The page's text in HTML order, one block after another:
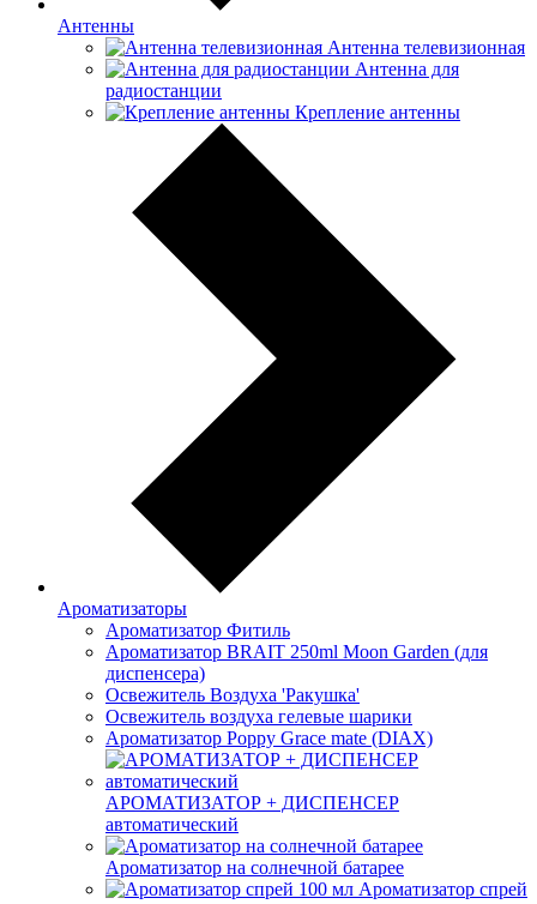
Антенны
Антенна телевизионная
Антенна для
радиостанции
Крепление антенны
Ароматизаторы
Ароматизатор Фитиль
Ароматизатор BRAIT 250ml Moon Garden (для
диспенсера)
Освежитель Воздуха 'Ракушка'
Освежитель воздуха гелевые шарики
Ароматизатор Poppy Grace mate (DIAX)
АРОМАТИЗАТОР + ДИСПЕНСЕР
автоматический
Ароматизатор на солнечной батарее
Ароматизатор спрей